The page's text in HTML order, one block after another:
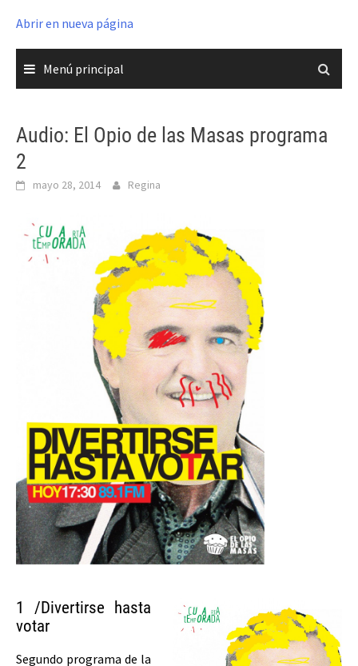
Abrir en nueva página
Menú principal
Audio: El Opio de las Masas programa
2
mayo 28, 2014 Regina
1 /Divertirse hasta
votar
Segundo programa de la